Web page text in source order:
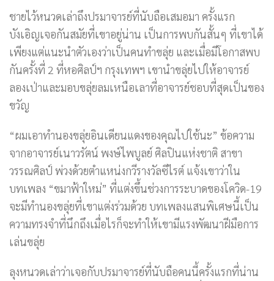
ชายไว้หนวดเล่าถึงปรมาจารย์ที่นับถือเสมอมา ครั้งแรก
บังเอิญเจอกันสมัยที่เขาอยู่น่าน เป็นการพบกันสั้นๆ ที่เขาได้
เพียงแต่แนะนำตัวเองว่าเป็นคนทำขลุ่ย และเมื่อมีโอกาสพบ
กันครั้งที่ 2 ที่หอศิลป์ฯ กรุงเทพฯ เขานำขลุ่ยไปให้อาจารย์
ลองเป่าและมอบขลุ่ยลมเหนือเลาที่อาจารย์ชอบที่สุดเป็นของ
ขวัญ
“ผมเอาทำนองขลุ่ยอินเดียนแดงของคุณไปใช้นะ” ข้อความ
จากอาจารย์เนาวรัตน์ พงษ์ไพบูลย์ ศิลปินแห่งชาติ สาขา
วรรณศิลป์ พ่วงด้วยตำแหน่งกวีรางวัลซีไรต์ แจ้งเขาว่าใน
บทเพลง “ขมาฟ้าใหม่” ที่แต่งขึ้นช่วงการระบาดของโควิด-19
จะมีทำนองขลุ่ยที่เขาแต่งร่วมด้วย บทเพลงแสนพิเศษนี้เป็น
ความทรงจำที่นึกถึงเมื่อไรก็จะทำให้เขามีแรงพัฒนาฝีมือการ
เล่นขลุ่ย
ลุงหนวดเล่าว่าเจอกับปรมาจารย์ที่นับถือคนนี้ครั้งแรกที่น่าน